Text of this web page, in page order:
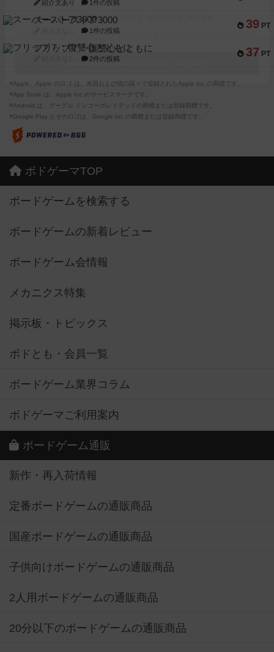
紹介文あり 1件の投稿
39 PT
スーパーストア3000
1件の投稿
37 PT
フリップ７：復讐心とともに
2件の投稿
※Apple、Apple のロゴ は、米国および他の国々で登録されたApple Inc.の商標です。
※App Store は、Apple Inc.のサービスマークです。
※Android は、グーグル インコーポレイテッドの商標または登録商標です。
※Google Play とそのロゴは、Google Inc.の商標または登録商標です。
ボドゲーマTOP
ボードゲームを検索する
ボードゲームの新着レビュー
ボードゲーム会情報
メカニクス特集
掲示板・トピックス
ボドとも・会員一覧
ボードゲーム業界コラム
ボドゲーマご利用案内
ボードゲーム通販
新作・再入荷情報
定番ボードゲームの通販商品
国産ボードゲームの通販商品
子供向けボードゲームの通販商品
2人用ボードゲームの通販商品
20分以下のボードゲームの通販商品